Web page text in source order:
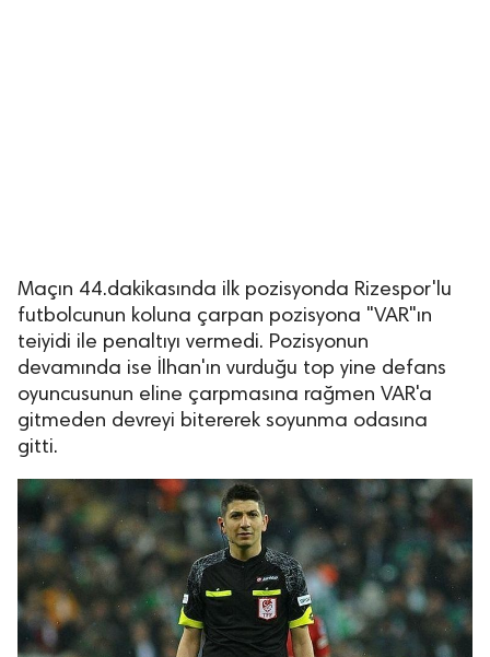
Maçın 44.dakikasında ilk pozisyonda Rizespor'lu
futbolcunun koluna çarpan pozisyona "VAR"ın
teiyidi ile penaltıyı vermedi. Pozisyonun
devamında ise İlhan'ın vurduğu top yine defans
oyuncusunun eline çarpmasına rağmen VAR'a
gitmeden devreyi bitererek soyunma odasına
gitti.